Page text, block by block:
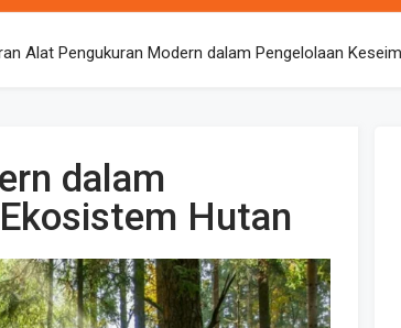
Alat Pengukuran Modern dalam Pengelolaan
dalam
Hutan